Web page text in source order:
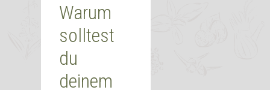
Warum
solltest
du
deinem